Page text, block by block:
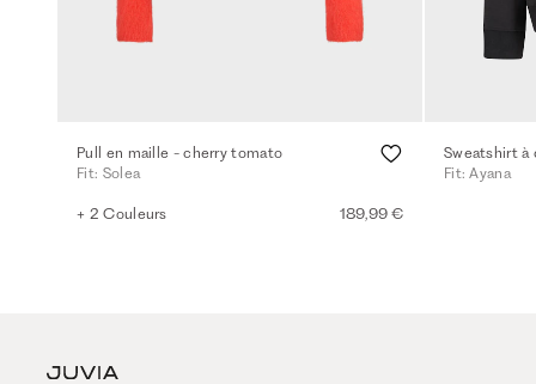
Pull en maille - cherry tomato
Fit: Solea
+ 2 Couleurs 189,99 €
Sweatshirt à
Fit: Ayana